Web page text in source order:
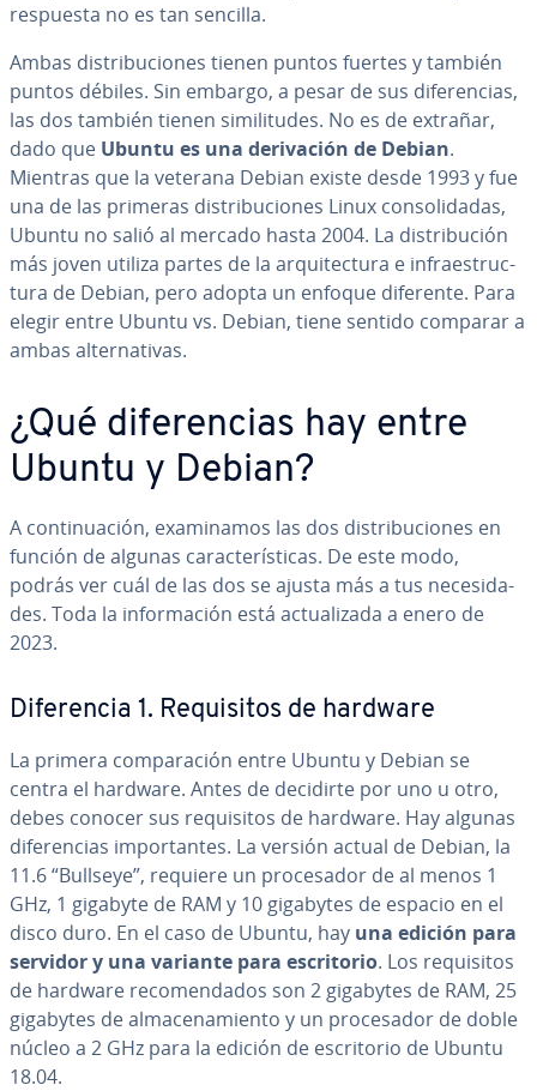
respuesta no es tan sencilla.
Ambas di­s­tri­bu­cio­nes tienen puntos fuertes y también
puntos débiles. Sin embargo, a pesar de sus di­fe­re­n­cias,
las dos también tienen si­mi­li­tu­des. No es de extrañar,
dado que Ubuntu es una de­ri­va­ción de Debian.
Mientras que la veterana Debian existe desde 1993 y fue
una de las primeras di­s­tri­bu­cio­nes Linux co­n­so­li­da­das,
Ubuntu no salió al mercado hasta 2004. La di­s­tri­bu­ción
más joven utiliza partes de la ar­qui­te­c­tu­ra e in­frae­s­tru­c­
tu­ra de Debian, pero adopta un enfoque diferente. Para
elegir entre Ubuntu vs. Debian, tiene sentido comparar a
ambas al­te­r­na­ti­vas.
¿Qué di­fe­re­n­cias hay entre
Ubuntu y Debian?
A co­n­ti­nua­ción, exa­mi­na­mos las dos di­s­tri­bu­cio­nes en
función de algunas ca­ra­c­te­rí­s­ti­cas. De este modo,
podrás ver cuál de las dos se ajusta más a tus ne­ce­si­da­
des. Toda la in­fo­r­ma­ción está ac­tua­li­za­da a enero de
2023.
Di­fe­re­n­cia 1. Re­qui­si­tos de hardware
La primera co­m­pa­ra­ción entre Ubuntu y Debian se
centra el hardware. Antes de decidirte por uno u otro,
debes conocer sus re­qui­si­tos de hardware. Hay algunas
di­fe­re­n­cias im­po­r­ta­n­tes. La versión actual de Debian, la
11.6 “Bullseye”, requiere un pro­ce­sa­dor de al menos 1
GHz, 1 gigabyte de RAM y 10 gigabytes de espacio en el
disco duro. En el caso de Ubuntu, hay una edición para
servidor y una variante para es­cri­to­rio. Los re­qui­si­tos
de hardware re­co­me­n­da­dos son 2 gigabytes de RAM, 25
gigabytes de al­ma­ce­na­mie­n­to y un pro­ce­sa­dor de doble
núcleo a 2 GHz para la edición de es­cri­to­rio de Ubuntu
18.04.